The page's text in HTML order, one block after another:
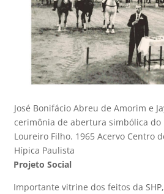
José Bonifácio Abreu de Amorim e
cerimônia de abertura simbólica do
Loureiro Filho. 1965 Acervo Centro
Hípica Paulista
Projeto Social
Importante vitrine dos feitos da